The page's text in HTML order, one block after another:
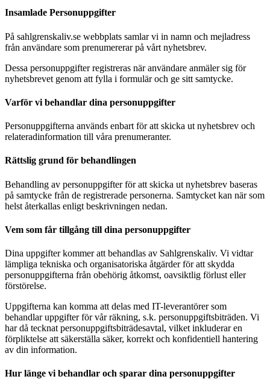
Insamlade Personuppgifter
På sahlgrenskaliv.se webbplats samlar vi in namn och mejladress
från användare som prenumererar på vårt nyhetsbrev.
Dessa personuppgifter registreras när användare anmäler sig för
nyhetsbrevet genom att fylla i formulär och ge sitt samtycke.
Varför vi behandlar dina personuppgifter
Personuppgifterna används enbart för att skicka ut nyhetsbrev och
relateradinformation till våra prenumeranter.
Rättslig grund för behandlingen
Behandling av personuppgifter för att skicka ut nyhetsbrev baseras
på samtycke från de registrerade personerna. Samtycket kan när som
helst återkallas enligt beskrivningen nedan.
Vem som får tillgång till dina personuppgifter
Dina uppgifter kommer att behandlas av Sahlgrenskaliv. Vi vidtar
lämpliga tekniska och organisatoriska åtgärder för att skydda
personuppgifterna från obehörig åtkomst, oavsiktlig förlust eller
förstörelse.
Uppgifterna kan komma att delas med IT-leverantörer som
behandlar uppgifter för vår räkning, s.k. personuppgiftsbiträden. Vi
har då tecknat personuppgiftsbiträdesavtal, vilket inkluderar en
förpliktelse att säkerställa säker, korrekt och konfidentiell hantering
av din information.
Hur länge vi behandlar och sparar dina personuppgifter